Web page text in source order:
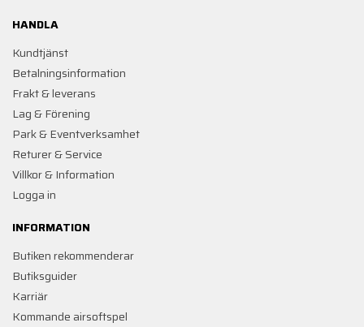
HANDLA
Kundtjänst
Betalningsinformation
Frakt & leverans
Lag & Förening
Park & Eventverksamhet
Returer & Service
Villkor & Information
Logga in
INFORMATION
Butiken rekommenderar
Butiksguider
Karriär
Kommande airsoftspel